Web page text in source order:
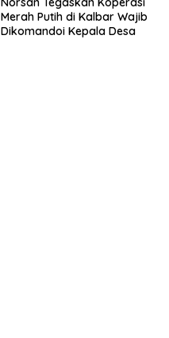
Merah Putih di Kalbar Wajib
Dikomandoi Kepala Desa